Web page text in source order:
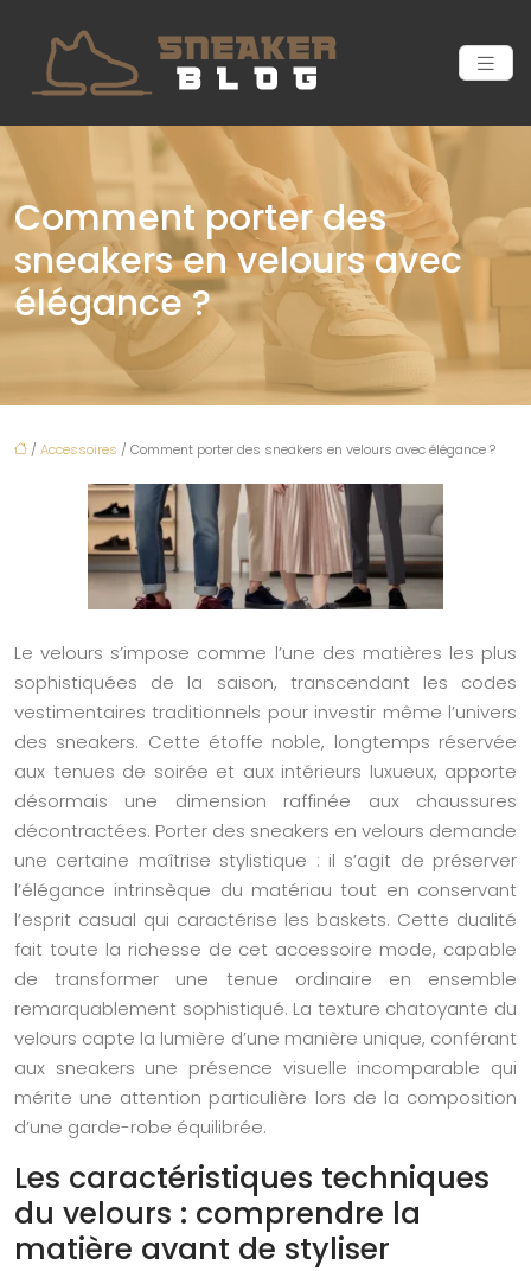
Comment porter des
sneakers en velours avec
élégance ?
/Accessoires / Comment porter des sneakers en velours avec élégance ?
Le velours s’impose comme l’une des matières les plus
sophistiquées de la saison, transcendant les codes
vestimentaires traditionnels pour investir même l’univers
des sneakers. Cette étoffe noble, longtemps réservée
aux tenues de soirée et aux intérieurs luxueux, apporte
désormais une dimension raffinée aux chaussures
décontractées. Porter des sneakers en velours demande
une certaine maîtrise stylistique : il s’agit de préserver
l’élégance intrinsèque du matériau tout en conservant
l’esprit casual qui caractérise les baskets. Cette dualité
fait toute la richesse de cet accessoire mode, capable
de transformer une tenue ordinaire en ensemble
remarquablement sophistiqué. La texture chatoyante du
velours capte la lumière d’une manière unique, conférant
aux sneakers une présence visuelle incomparable qui
mérite une attention particulière lors de la composition
d’une garde-robe équilibrée.
Les caractéristiques techniques
du velours : comprendre la
matière avant de styliser